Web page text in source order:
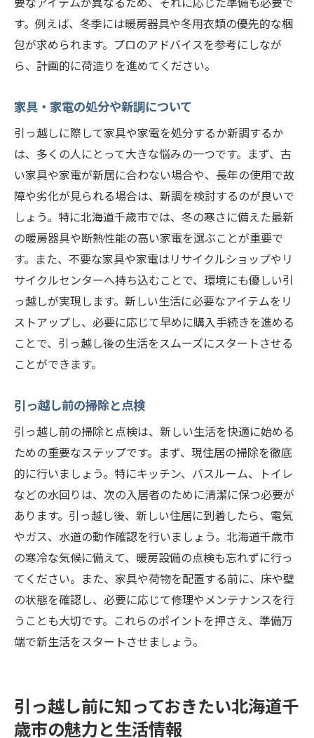
家族全員のストレス管理
プロの引っ越し業者の利用メリット
引っ越し後のリフレッシュ方法
北海道千歳市での新生活をスタートさせるため
の引っ越し計画
引っ越し後すぐに必要な手続き
新居のセッティングと家具の配置
近隣の探索と必要な施設の確認
インターネットや公共サービスの登録
新しい生活リズムの確立方法
地域の情報収集と活用
す。例えば、冬季には暖房器具や冬用衣類の優先的な梱
包が求められます。プロのアドバイスを参考にしなが
ら、計画的に荷造りを進めてください。
家具・家電の処分や新調について
引っ越しに際して家具や家電を処分するか新調するか
は、多くの人にとって大きな悩みの一つです。まず、古
い家具や家電が新居に合わない場合や、長年の使用で故
障や劣化が見られる場合は、新調を検討するのが良いで
しょう。特に北海道千歳市では、冬の寒さに備えた最新
の暖房器具や断熱性能の高い家電を選ぶことが重要で
す。また、不要な家具や家電はリサイクルショップやリ
サイクルセンターへ持ち込むことで、環境にも優しい引
っ越しが実現します。新しい生活に必要なアイテムをリ
ストアップし、必要に応じて早めに購入手続きを進める
ことで、引っ越し後の生活をスムーズにスタートさせる
ことができます。
引っ越し前の掃除と点検
引っ越し前の掃除と点検は、新しい生活を快適に始める
ための重要なステップです。まず、現住居の掃除を徹底
的に行いましょう。特にキッチン、バスルーム、トイレ
などの水回りは、次の入居者のために清潔に保つ必要が
あります。引っ越し後、新しい住居に到着したら、電気
やガス、水道の動作確認を行いましょう。北海道千歳市
の寒冷な気候に備えて、暖房設備の点検も忘れずに行っ
てください。また、家具や荷物を配置する前に、床や壁
の状態を確認し、必要に応じて修理やメンテナンスを行
うことも大切です。これらのポイントを押さえ、準備万
端で新生活をスタートさせましょう。
引っ越し前に知っておきたい北海道千
歳市の魅力と生活情報